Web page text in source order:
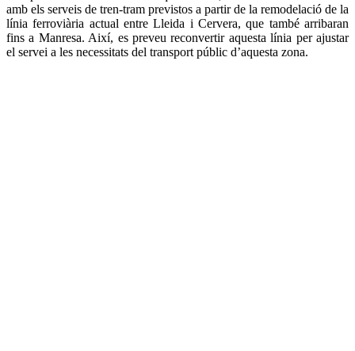
amb els serveis de tren-tram previstos a partir de la remodelació de la
línia ferroviària actual entre Lleida i Cervera, que també arribaran
fins a Manresa. Així, es preveu reconvertir aquesta línia per ajustar
el servei a les necessitats del transport públic d’aquesta zona.